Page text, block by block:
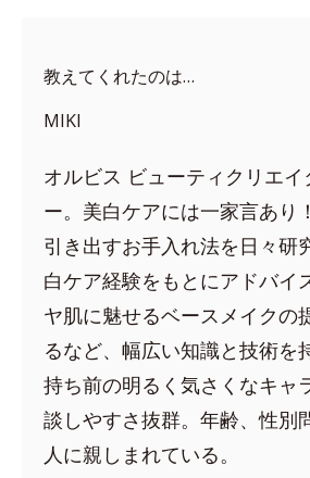
教えてくれたのは…
MIKI
オルビス ビューティクリエイ
ー。美白ケアには一家言あり
引き出すお手入れ法を日々研
白ケア経験をもとにアドバイ
ヤ肌に魅せるベースメイクの
るなど、幅広い知識と技術を
持ち前の明るく気さくなキャ
談しやすさ抜群。年齢、性別
人に親しまれている。